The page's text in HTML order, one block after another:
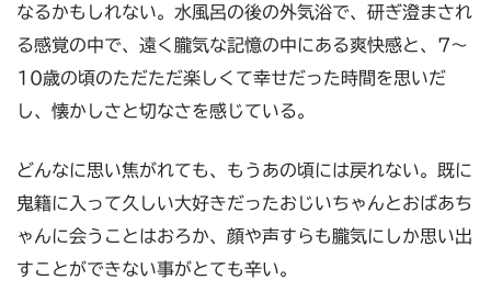
なるかもしれない。水風呂の後の外気浴で、研ぎ澄まされ
る感覚の中で、遠く朧気な記憶の中にある爽快感と、7〜
10歳の頃のただただ楽しくて幸せだった時間を思いだ
し、懐かしさと切なさを感じている。
どんなに思い焦がれても、もうあの頃には戻れない。既に
鬼籍に入って久しい大好きだったおじいちゃんとおばあち
ゃんに会うことはおろか、顔や声すらも朧気にしか思い出
すことができない事がとても辛い。